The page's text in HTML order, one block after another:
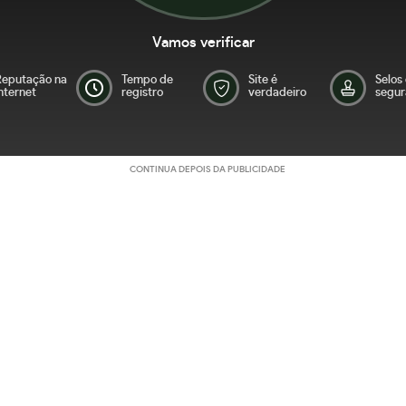
Vamos verificar
na
Tempo de
registro
Site é
verdadeiro
Selos
CONTINUA DEPOIS DA PUBLICIDADE